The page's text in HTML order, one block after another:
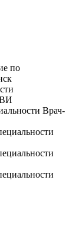
по
Врач-